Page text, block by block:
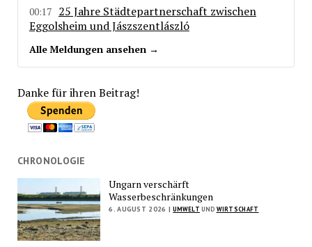
00:17
25 Jahre Städtepartnerschaft zwischen
Eggolsheim und Jászszentlászló
Alle Meldungen ansehen →
Danke für ihren Beitrag!
CHRONOLOGIE
Ungarn verschärft
Wasserbeschränkungen
6. AUGUST 2026 | UMWELT UND WIRTSCHAFT